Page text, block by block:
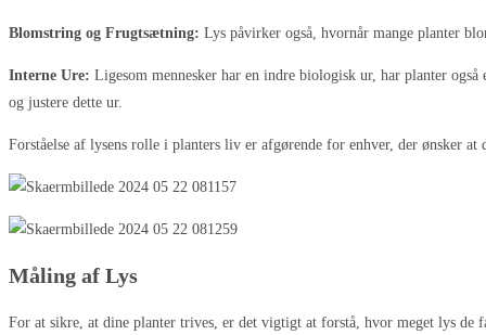
Blomstring og Frugtsætning: Lys påvirker også, hvornår mange planter
Interne Ure: Ligesom mennesker har en indre biologisk ur, har planter
og justere dette ur.
Forståelse af lysens rolle i planters liv er afgørende for enhver, der ønsker
Måling af Lys
For at sikre, at dine planter trives, er det vigtigt at forstå, hvor meget lys de